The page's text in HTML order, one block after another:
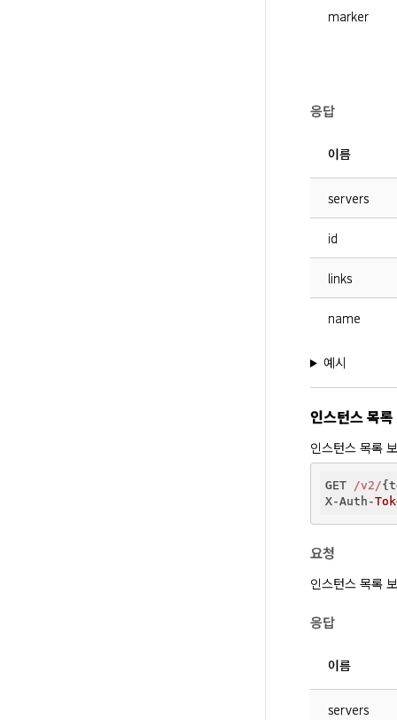
marker
응답
이름
servers
id
links
name
예시
인스턴스 목
인스턴스 목록
GET /v2/
X-Auth-
요청
인스턴스 목록
응답
이름
servers